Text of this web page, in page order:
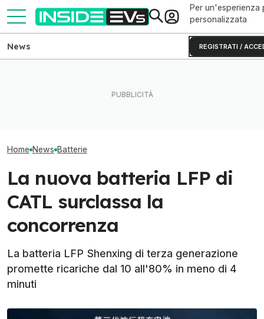
Per un'esperienza
personalizzata
REGISTRATI /
News
Home News Batterie
La nuova batteria LFP di
CATL surclassa la
concorrenza
La batteria LFP Shenxing di terza generazione
promette ricariche dal 10 all'80% in meno di 4
minuti